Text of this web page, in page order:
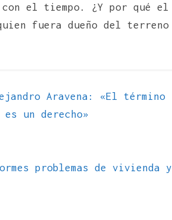
con el tiempo. ¿Y por qué el
fuera dueño del terreno
Aravena: «El término
un derecho»
problemas de vivienda y